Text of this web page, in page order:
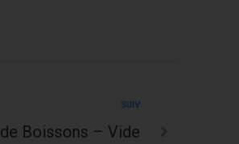
SUIV
Boissons – Vide